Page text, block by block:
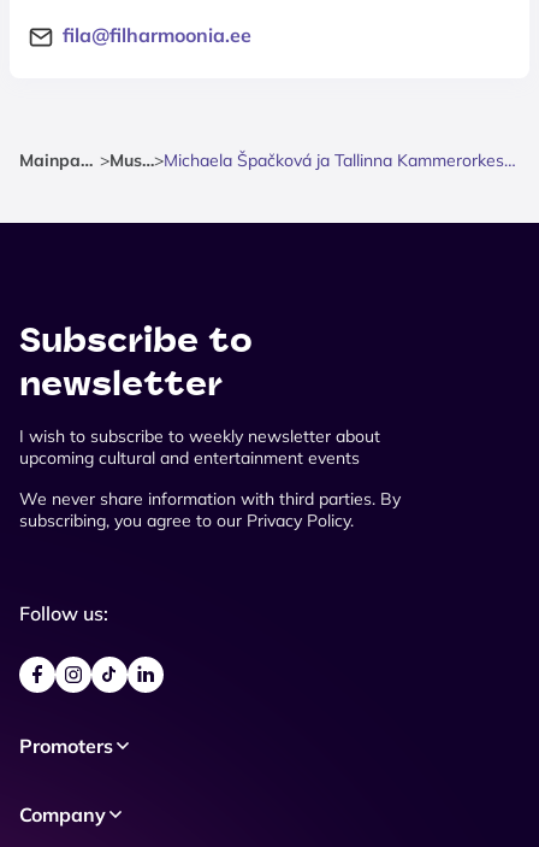
fila@filharmoonia.ee
Mainpage > Music> Michaela Špačková ja Tallinna Kammerorkester
Subscribe to
newsletter
I wish to subscribe to weekly newsletter about
upcoming cultural and entertainment events
We never share information with third parties. By
subscribing, you agree to our Privacy Policy.
Follow us:
Promoters
Company